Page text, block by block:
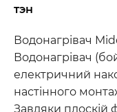
тэн
Водонагрівач
Водонагрівач
електричний
настінного
Завдяки плоскій